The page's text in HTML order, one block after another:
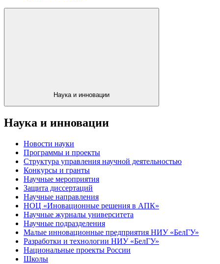
Наука и инновации
Наука и инновации
Новости науки
Программы и проекты
Структура управления научной деятельностью
Конкурсы и гранты
Научные мероприятия
Защита диссертаций
Научные направления
НОЦ «Иновационные решения в АПК»
Научные журналы университета
Научные подразделения
Малые инновационные предприятия НИУ «БелГУ»
Разработки и технологии НИУ «БелГУ»
Национальные проекты России
Школы